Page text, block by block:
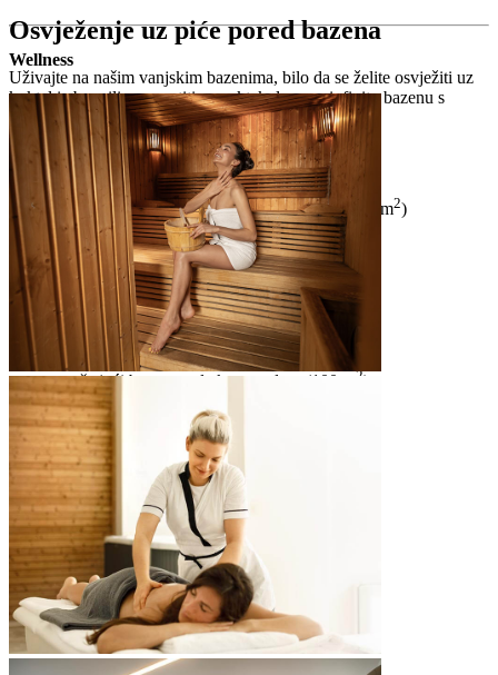
Osvježenje uz piće pored bazena
Uživajte na našim vanjskim bazenima, bilo da se želite osvježiti uz
koktel iz bara ili se opustiti u spektakularnom infinity bazenu s
pogledom na Kvarnerski zaljev.
Vanjski infinity bazen
infinity bazen s grijanom slatkom vodom (200 m2)
dubina bazena 135 cm
ležaljke i suncobrani
sunčalište
bar pored bazena
Relax bazen
opuštajući bazen sa slatkom vodom (100 m 2)
dubina bazena 135 cm
ležaljke i suncobrani
sunčalište
Wellness